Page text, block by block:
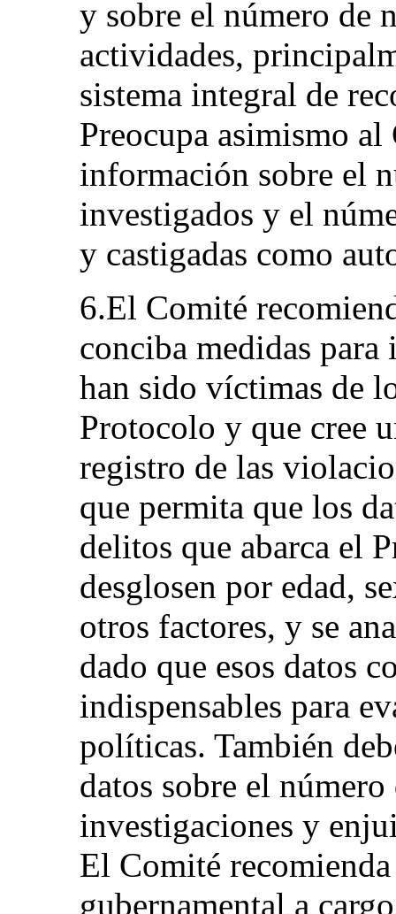
y sobre el número de
actividades,
sistema integral de
Preocupa asimismo
información sobre el
investigados y el
y castigadas como
6.El Comité
conciba medidas
han sido víctimas de
Protocolo y que cree
registro de las
que permita que los
delitos que abarca el
desglosen por edad,
otros factores, y se
dado que esos datos
indispensables para
políticas. También
datos sobre el
investigaciones y
El Comité
gubernamental a